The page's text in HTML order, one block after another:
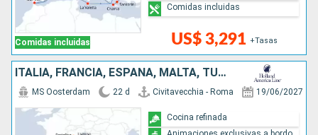
Comidas incluidas US$ 3,291 +Tasas
Comidas incluidas
ITALIA, FRANCIA, ESPAÑA, MALTA, TURQUÍA, MONTENEGRO, GRECIA
MS Oosterdam 22 d Civitavecchia - Roma 19/06/2027
Cocina refinada